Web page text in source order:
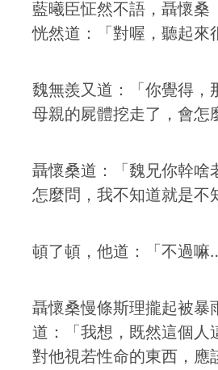
藍曦臣怔然不語，聶懷桑
恍然道：「對喔，聽起來
魏無羨又道：「你覺得，
母親的屍體挖走了，會怎
聶懷桑道：「魏兄你幹啥
怎麼問，我不知道就是不
頓了頓，他道：「不過嘛
聶懷桑慢條斯理攏起被暴
道：「我想，既然這個人
對他視若性命的東西，應